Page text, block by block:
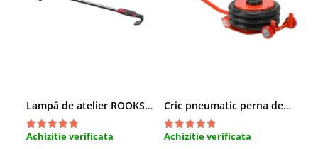
Lampă de atelier ROOKS B2 HYBRID pentru capotă, 2000 lumeni, 5000 mAh
Achizitie verificata
Cric pneumatic perna de aer cu inaltator 6T
Achizitie verificata